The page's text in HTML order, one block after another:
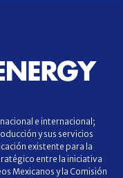
e internacional;
y sus servicios
existente para la
entre la iniciativa
Mexicanos y la Comisión